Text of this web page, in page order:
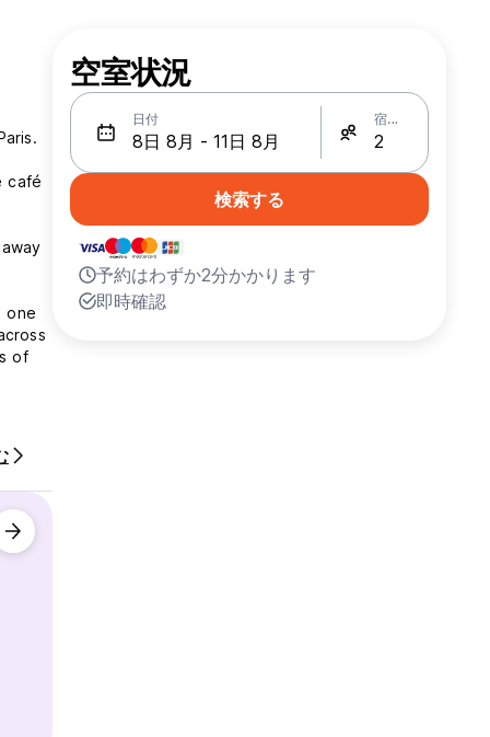
café
one
of
空室状況
日付 宿泊人数
検索する
予約はわずか2分かかります
即時確認